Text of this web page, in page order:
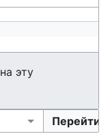
эту